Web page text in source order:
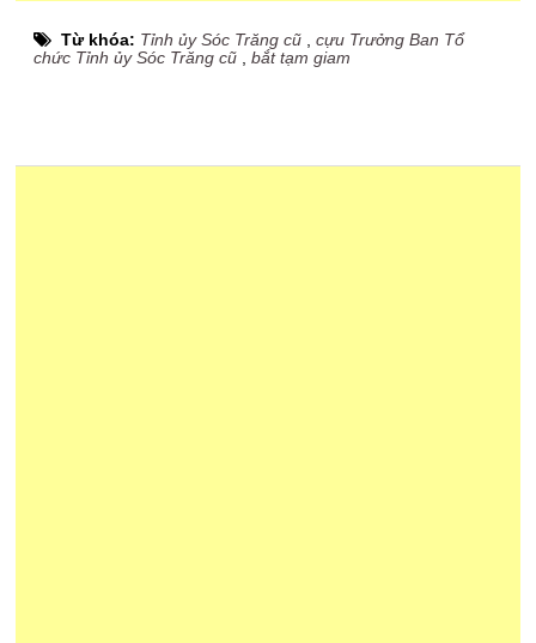
Từ khóa: Tỉnh ủy Sóc Trăng cũ ,cựu Trưởng Ban Tổ
chức Tỉnh ủy Sóc Trăng cũ ,bắt tạm giam